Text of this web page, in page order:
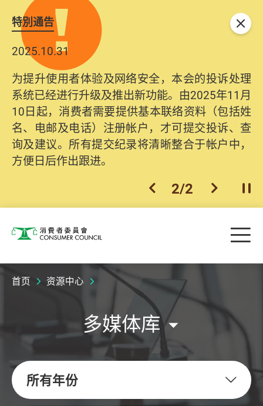
特別通告
2025.10.31
为提升使用者体验及网络安全，本会的投诉处理
系统已经进行升级及推出新功能。由2025年11月
10日起，消费者需要提供基本联络资料（包括姓
名、电邮及电话）注册帐户，才可提交投诉、查
询及建议。所有提交纪录将清晰整合于帐户中，
方便日后作出跟进。
上一个
2/2 下一个开
关闭
消费者委员会 目
首页 资源中心
多媒体库
所有年份